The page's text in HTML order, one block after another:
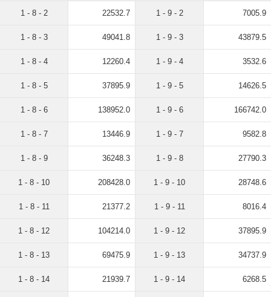
1 - 8 - 2 22532.7
1 - 8 - 3 49041.8
1 - 8 - 4 12260.4
1 - 8 - 5 37895.9
1 - 8 - 6 138952.0
1 - 8 - 7 13446.9
1 - 8 - 9 36248.3
1 - 8 - 10 208428.0
1 - 8 - 11 21377.2
1 - 8 - 12 104214.0
1 - 8 - 13 69475.9
1 - 8 - 14 21939.7
1 - 9 - 2 7005.9
1 - 9 - 3 43879.5
1 - 9 - 4 3532.6
1 - 9 - 5 14626.5
1 - 9 - 6 166742.0
1 - 9 - 7 9582.8
1 - 9 - 8 27790.3
1 - 9 - 10 28748.6
1 - 9 - 11 8016.4
1 - 9 - 12 37895.9
1 - 9 - 13 34737.9
1 - 9 - 14 6268.5